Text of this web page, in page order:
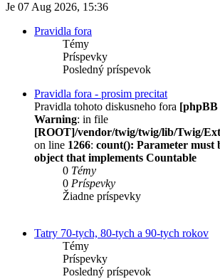
Je 07 Aug 2026, 15:36
Pravidla fora
Témy
Príspevky
Posledný príspevok
Pravidla fora - prosim precitat
Pravidla tohoto diskusneho fora
Warning: in file
[ROOT]/vendor/twig/twig/lib/Twig/
on line 1266: count(): Parameter must
object that implements Countable
0 Témy
0 Príspevky
Žiadne príspevky
Tatry 70-tych, 80-tych a 90-tych rokov
Témy
Príspevky
Posledný príspevok